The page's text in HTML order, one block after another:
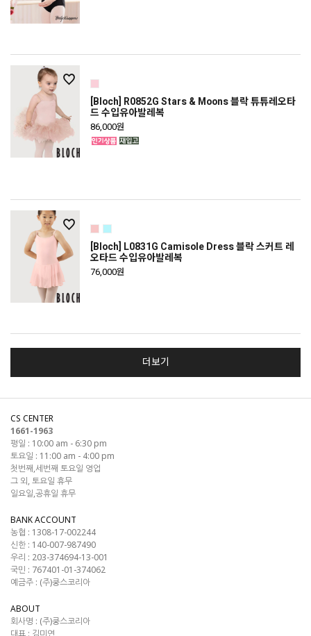
[Bloch] R0852G Stars & Moons 블락 튜튜레오타
드 수입유아발레복
86,000원
[Bloch] L0831G Camisole Dress 블락 스커트 레
오타드 수입유아발레복
76,000원
더보기
CS CENTER
1661-1963
평일 : 10:00 am - 6:30 pm
토요일 : 11:00 am - 4:00 pm
첫번째,세번째 토요일 영업
그 외, 토요일 휴무
일요일,공휴일 휴무
BANK ACCOUNT
농협 : 1308-17-002244
신한 : 140-007-987490
우리 : 203-374694-13-001
국민 : 767401-01-374062
예금주 : (주)쿵스코리아
ABOUT
회사명 : (주)쿵스코리아
대표 : 김미연